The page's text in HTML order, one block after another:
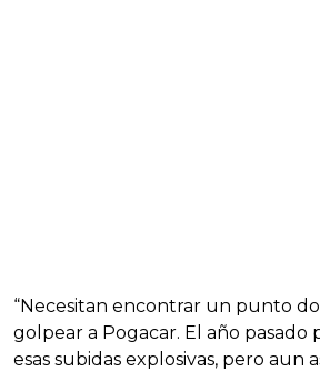
“Necesitan encontrar un punto
golpear a Pogacar. El año
esas subidas explosivas, pero aun